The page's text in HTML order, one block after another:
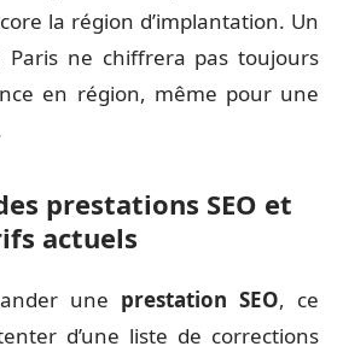
la région d’implantation. Un
ne chiffrera pas toujours
en région, même pour une
prestations SEO et
actuels
une prestation SEO, ce
d’une liste de corrections